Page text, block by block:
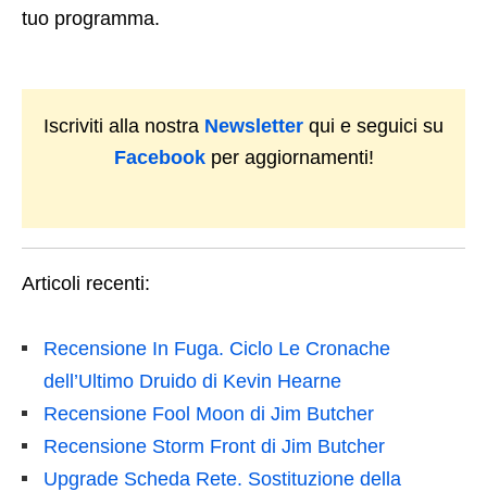
tuo programma.
Iscriviti alla nostra Newsletter qui e seguici su
Facebookper aggiornamenti!
Articoli recenti:
Recensione In Fuga. Ciclo Le Cronache
dell’Ultimo Druido di Kevin Hearne
Recensione Fool Moon di Jim Butcher
Recensione Storm Front di Jim Butcher
Upgrade Scheda Rete. Sostituzione della